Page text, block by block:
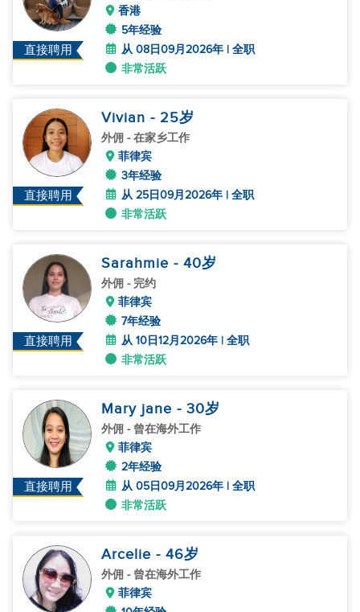
直接聘用
香港
5年经验
从 08日09月2026年 | 全职
非常活跃
直接聘用
Vivian - 25岁
外佣 - 在家乡工作
菲律宾
3年经验
从 25日09月2026年 | 全职
非常活跃
直接聘用
Sarahmie - 40岁
外佣 - 完约
菲律宾
7年经验
从 10日12月2026年 | 全职
非常活跃
直接聘用
Mary jane - 30岁
外佣 - 曾在海外工作
菲律宾
2年经验
从 05日09月2026年 | 全职
非常活跃
Arcelie - 46岁
外佣 - 曾在海外工作
菲律宾